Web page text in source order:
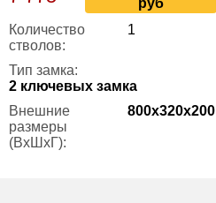
руб
Количество
стволов:
1
Тип замка:
2 ключевых замка
Внешние
размеры
(ВхШхГ):
800x320x200